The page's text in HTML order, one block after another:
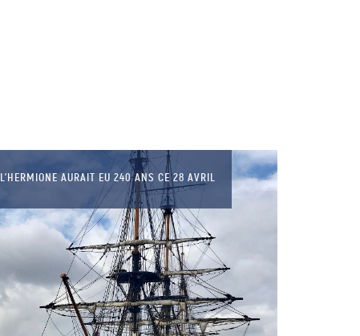
L’HERMIONE AURAIT EU 240 ANS CE 28 AVRIL